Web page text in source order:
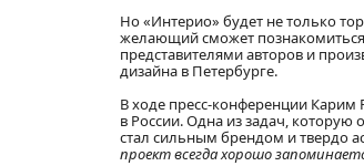
Но «Интерио» будет не только
желающий сможет познакомиться
представителями авторов и
дизайна в Петербурге.
В ходе пресс-конференции Карим
в России. Одна из задач,
стал сильным брендом и твердо
проект всегда хорошо